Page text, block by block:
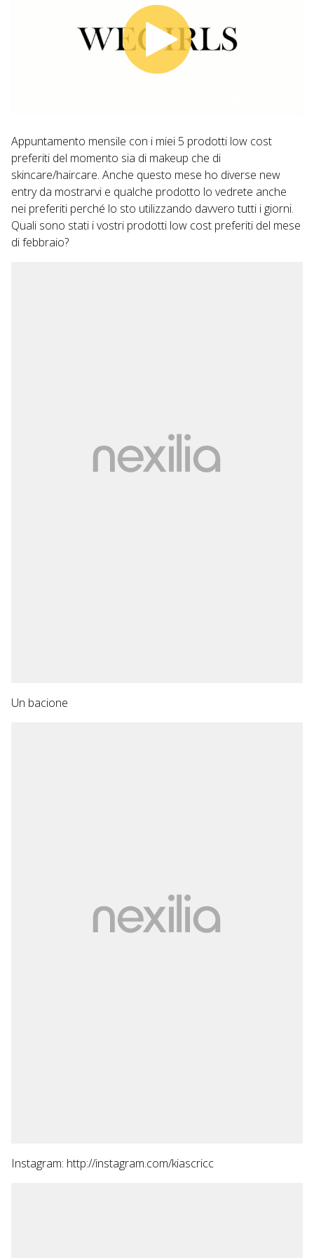
Appuntamento mensile con i miei 5 prodotti low cost
preferiti del momento sia di makeup che di
skincare/haircare. Anche questo mese ho diverse new
entry da mostrarvi e qualche prodotto lo vedrete anche
nei preferiti perché lo sto utilizzando davvero tutti i giorni.
Quali sono stati i vostri prodotti low cost preferiti del mese
di febbraio?
Un bacione
Instagram: http://instagram.com/kiascricc